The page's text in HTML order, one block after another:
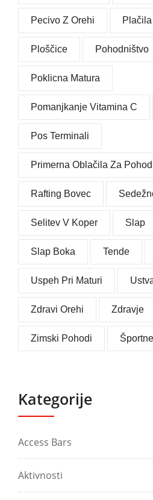
Pecivo Z Orehi
Ploščice Pohodništvo
Poklicna Matura
Pomanjkanje Vitamina C
Pos Terminali
Primerna Oblačila Za Pohod
Rafting Bovec
Selitev V Koper Slap
Slap Boka Tende
Uspeh Pri Maturi
Zdravi Orehi Zdravje
Zimski Pohodi
Kategorije
Access Bars
Aktivnosti